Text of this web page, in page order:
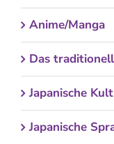
Anime/Manga
Das
Japanische
Japanische